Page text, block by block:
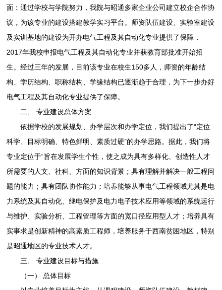
面：通过学校与学院努力，我院与昭通多家企业公司建立校企合作协
议，为该专业的建设搭建教学实习平台。师资队伍建设、实验室建设
及实训基地的建设为开办电气工程及其自动化专业提供了保障，
2017年我校申报电气工程及其自动化专业并获教育部批准开始招
生。经过三年的发展，目前该专业在校生150多人，师资的年龄结
构、学历结构、职称结构、学缘结构已逐渐趋于合理，为下一步办好
电气工程及其自动化专业提供了保障。
二、 专业建设总体方案
依据学校的发展规划、办学层次和办学定位，我们提出了“定位
科学、目标明确、特色鲜明、素质过硬”的办学思路。据此，我们将
专业定位于“旨在发展学生个性，使之成为具有多样化、创造性人才
所需要的人文、社科、方面的知识背景；具有理解并解决一般工程问
题的能力；具有团队协作能力；培养能够从事电气工程领域尤其是电
力系统及其自动化、继电保护及电力电子技术应用等领域的系统运行
与维护、实验分析、工程管理等方面的宽口径应用型人才；培养具有
实事求是创新精神的高素质工程师，培养服务于西南贫困地区，特别
是昭通地区的专业技术人才。
三、 专业建设目标与措施
（一） 总体目标